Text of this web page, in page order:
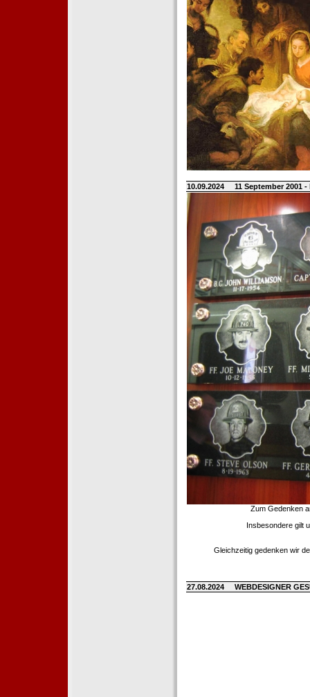
10.09.2024 11 September 2001
Zum Gedenken
Insbesondere gilt
Gleichzeitig gedenken wir
27.08.2024 WEBDESIGNER